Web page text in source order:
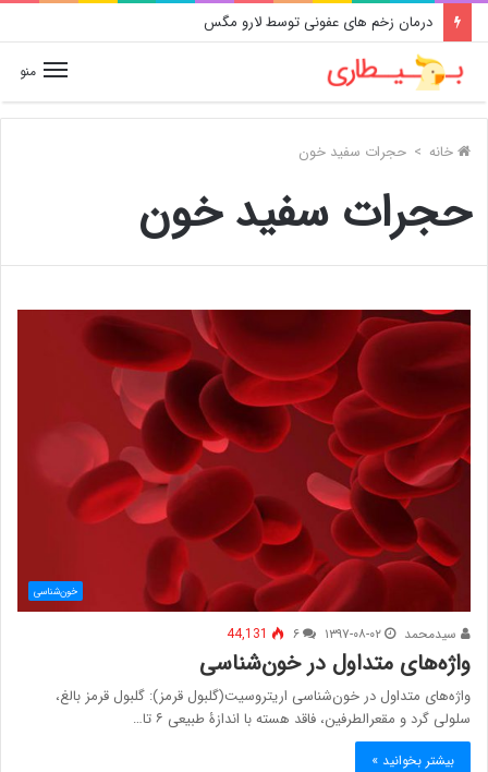
درمان زخم های عفونی توسط لارو مگس
منو
خانه > حجرات سفید خون
حجرات سفید خون
خون‌شناسی
سیدمحمد ۱۳۹۷-۰۸-۰۲ ۶ 44,131
واژه‌های متداول در خون‌شناسی
واژه‌های متداول در خون‌شناسی اریتروسیت(گلبول قرمز): گلبول قرمز بالغ،
سلولی گرد و مقعرالطرفین، فاقد هسته با اندازۀ طبیعی ۶ تا…
بیشتر بخوانید »